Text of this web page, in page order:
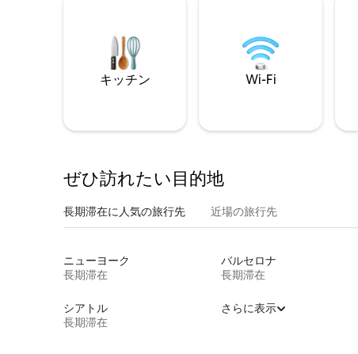
キッチン Wi-Fi
ぜひ訪⁠れ⁠た⁠い目⁠的⁠地
長期滞在に人気の旅行先 近場の旅行先
ニューヨーク
長期滞在
バルセロナ
長期滞在
シアトル
長期滞在
さらに表示